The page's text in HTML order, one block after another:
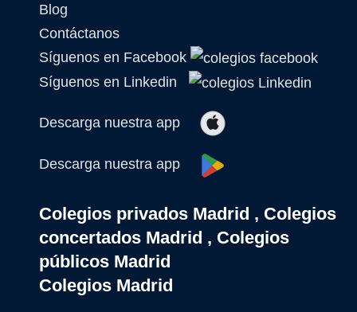
Blog
Contáctanos
Síguenos en Facebook
Síguenos en Linkedin
Descarga nuestra app
Descarga nuestra app
Colegios privados Madrid , Colegios
concertados Madrid , Colegios
públicos Madrid
Colegios Madrid